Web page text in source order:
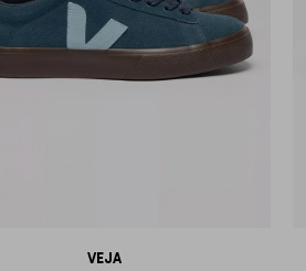
VEJA